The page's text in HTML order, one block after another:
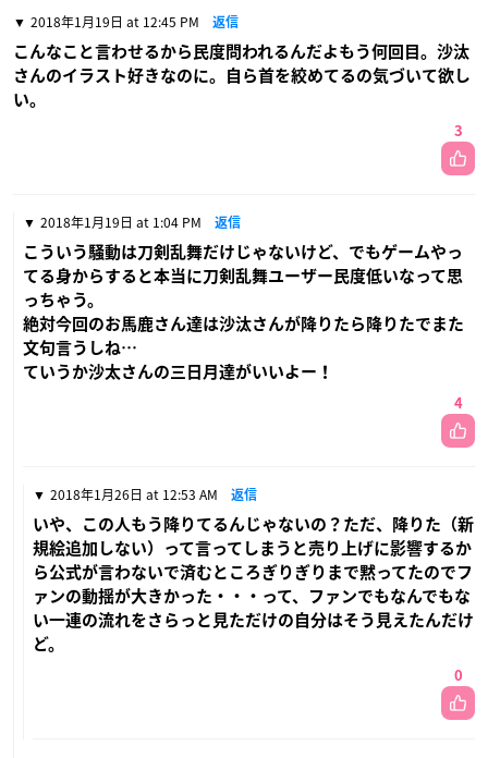
2018年1月19日 at 12:45 PM 返信
こんなこと言わせるから民度問われるんだよもう何回目。沙汰
さんのイラスト好きなのに。自ら首を絞めてるの気づいて欲し
い。
3
2018年1月19日 at 1:04 PM 返信
こういう騒動は刀剣乱舞だけじゃないけど、でもゲームやっ
てる身からすると本当に刀剣乱舞ユーザー民度低いなって思
っちゃう。
絶対今回のお馬鹿さん達は沙汰さんが降りたら降りたでまた
文句言うしね…
ていうか沙太さんの三日月達がいいよー！
4
2018年1月26日 at 12:53 AM 返信
いや、この人もう降りてるんじゃないの？ただ、降りた（新
規絵追加しない）って言ってしまうと売り上げに影響するか
ら公式が言わないで済むところぎりぎりまで黙ってたのでフ
ァンの動揺が大きかった・・・って、ファンでもなんでもな
い一連の流れをさらっと見ただけの自分はそう見えたんだけ
ど。
0